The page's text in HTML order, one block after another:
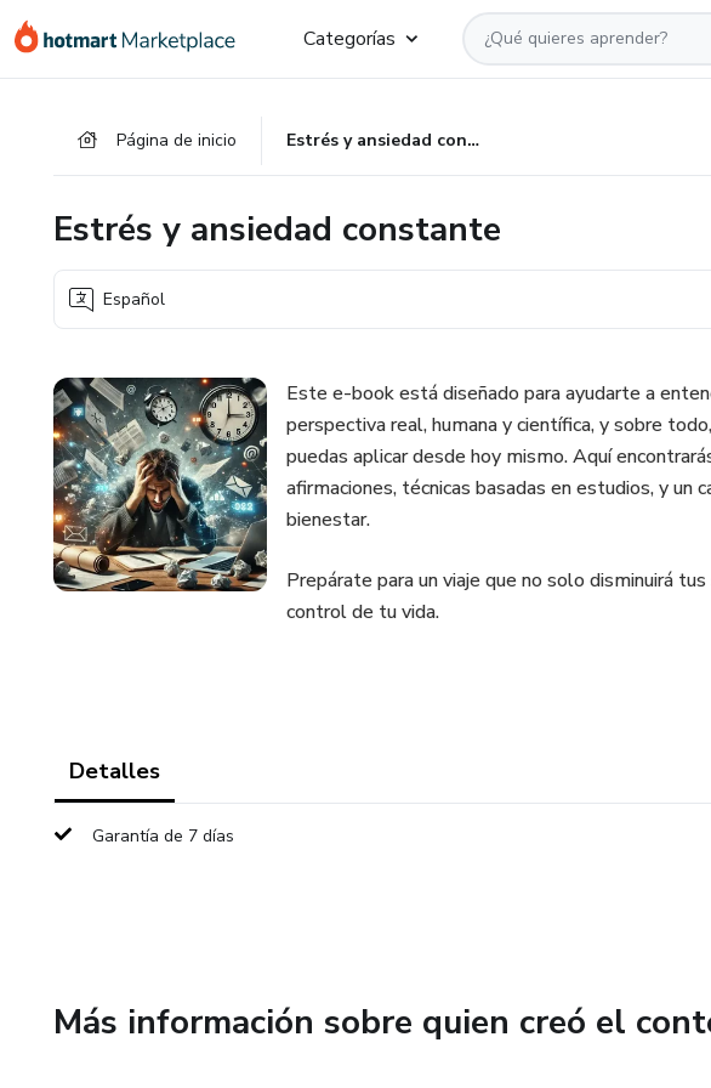
Categorías
Página de inicio Estrés y ansiedad constante
Estrés y ansiedad constante
Español
Este e-book está diseñado para ayudarte a
perspectiva real, humana y científica, y sobre
puedas aplicar desde hoy mismo. Aquí
afirmaciones, técnicas basadas en estudios, y
bienestar.
Prepárate para un viaje que no solo disminuirá
control de tu vida.
Detalles
Garantía de 7 días
Más información sobre quien creó el